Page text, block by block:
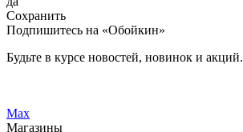
Сохранить
Подпишитесь на «Обойкин»
Будьте в курсе новостей, новинок и акций.
Max
Магазины